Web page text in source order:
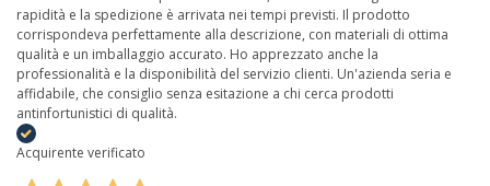
rapidità e la spedizione è arrivata nei tempi previsti. Il prodotto
corrispondeva perfettamente alla descrizione, con materiali di ottima
qualità e un imballaggio accurato. Ho apprezzato anche la
professionalità e la disponibilità del servizio clienti. Un'azienda seria e
affidabile, che consiglio senza esitazione a chi cerca prodotti
antinfortunistici di qualità.
Acquirente verificato